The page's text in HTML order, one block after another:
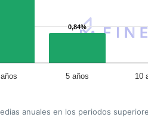
0,84%
0,84%
5 años 10
anuales en los periodos